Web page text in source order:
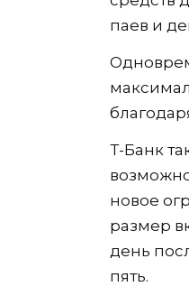
паев и
Т-Банк
новое
размер
день
пять.